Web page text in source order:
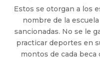
Estos se otorgan a los
nombre de la
sancionadas. No se le
practicar deportes en
montos de cada